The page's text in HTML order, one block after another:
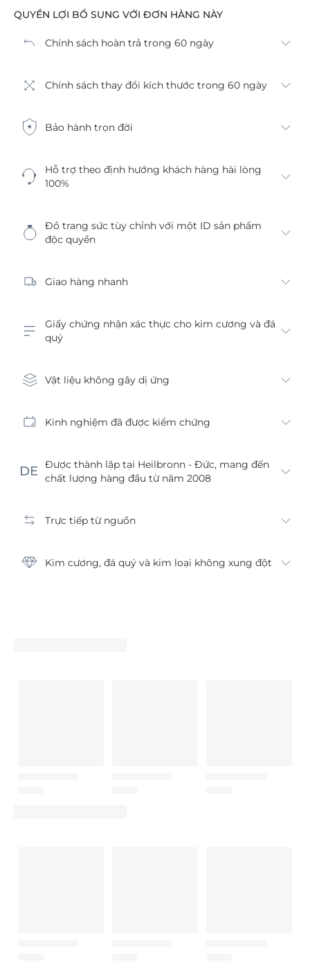
QUYỀN LỢI BỔ SUNG VỚI ĐƠN HÀNG NÀY
Chính sách hoàn trả trong 60 ngày
Chính sách thay đổi kích thước trong 60 ngày
Bảo hành trọn đời
Hỗ trợ theo định hướng khách hàng hài lòng
100%
Đồ trang sức tùy chỉnh với một ID sản phẩm
độc quyền
Giao hàng nhanh
Giấy chứng nhận xác thực cho kim cương và đá
quý
Vật liệu không gây dị ứng
Kinh nghiệm đã được kiểm chứng
Được thành lập tại Heilbronn - Đức, mang đến
chất lượng hàng đầu từ năm 2008
Trực tiếp từ nguồn
Kim cương, đá quý và kim loại không xung đột